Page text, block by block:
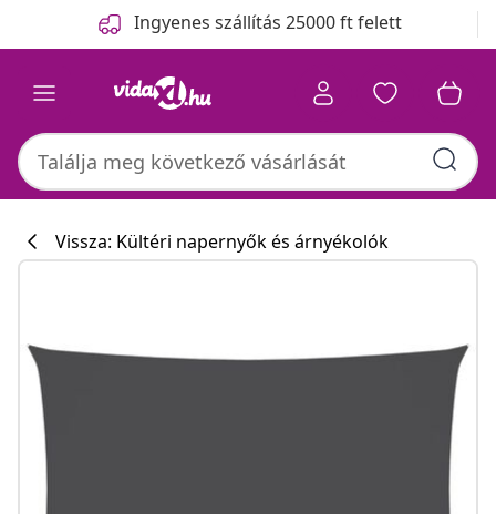
Ingyenes szállítás 25000 ft felett
Vissza: Kültéri napernyők és árnyékolók